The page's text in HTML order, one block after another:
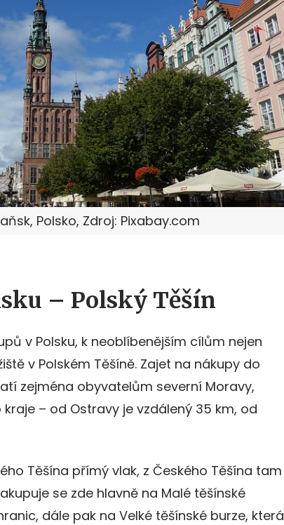
Polsko, Zdroj: Pixabay.com
– Polský Těšín
v Polsku, k neoblíbenějším cílům nejen
v Polském Těšíně. Zajet na nákupy do
zejména obyvatelům severní Moravy,
– od Ostravy je vzdálený 35 km, od
Těšína přímý vlak, z Českého Těšína tam
se zde hlavně na Malé těšínské
dále pak na Velké těšínské burze, která